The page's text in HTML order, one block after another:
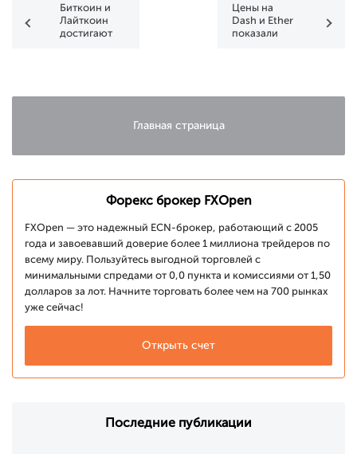
Биткоин и
Лайткоин
достигают
Цены на
Dash и Ether
показали
Главная страница
Форекс брокер FXOpen
FXOpen — это надежный ECN-брокер, работающий с 2005
года и завоевавший доверие более 1 миллиона трейдеров по
всему миру. Пользуйтесь выгодной торговлей с
минимальными спредами от 0,0 пункта и комиссиями от 1,50
долларов за лот. Начните торговать более чем на 700 рынках
уже сейчас!
Открыть счет
Последние публикации